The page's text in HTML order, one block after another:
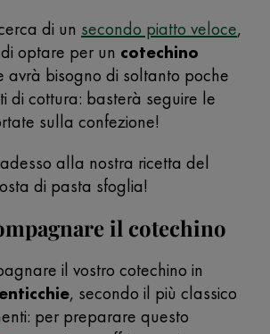
di un secondo piatto veloce,
optare per un cotechino
avrà bisogno di soltanto poche
di cottura: basterà seguire le
sulla confezione!
alla nostra ricetta del
di pasta sfoglia!
il cotechino
il vostro cotechino in
, secondo il più classico
per preparare questo